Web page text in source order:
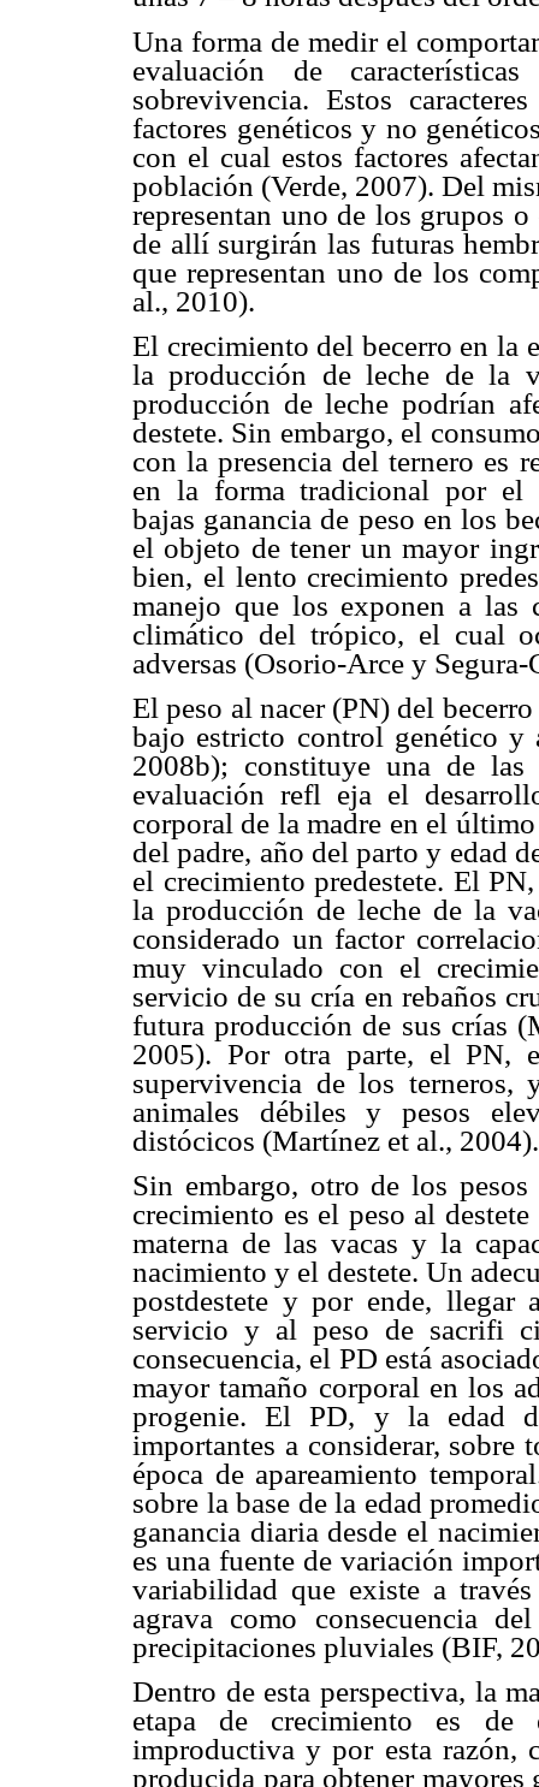
Una forma de medir el
evaluación de
sobrevivencia. Estos
factores genéticos y no
con el cual estos factores
población (Verde, 2007). Del
representan uno de los grupos
de allí surgirán las futuras
que representan uno de los
al., 2010).
El crecimiento del becerro en la
la producción de leche de la
producción de leche podrían
destete. Sin embargo, el
con la presencia del ternero es
en la forma tradicional por el
bajas ganancia de peso en los
el objeto de tener un mayor
bien, el lento crecimiento
manejo que los exponen a las
climático del trópico, el cual
adversas (Osorio-Arce y Segura-
El peso al nacer (PN) del
bajo estricto control genético y
2008b); constituye una de
evaluación refl eja el
corporal de la madre en el
del padre, año del parto y edad
el crecimiento predestete. El
la producción de leche de la
considerado un factor
muy vinculado con el
servicio de su cría en rebaños
futura producción de sus crías
2005). Por otra parte, el PN,
supervivencia de los terneros,
animales débiles y pesos
distócicos (Martínez et al., 2004).
Sin embargo, otro de los
crecimiento es el peso al
materna de las vacas y la
nacimiento y el destete. Un
postdestete y por ende, llegar
servicio y al peso de sacrifi
consecuencia, el PD está
mayor tamaño corporal en los
progenie. El PD, y la edad
importantes a considerar, sobre
época de apareamiento
sobre la base de la edad
ganancia diaria desde el
es una fuente de variación
variabilidad que existe a
agrava como consecuencia
precipitaciones pluviales (BIF,
Dentro de esta perspectiva, la
etapa de crecimiento es de
improductiva y por esta razón,
producida para obtener mayores